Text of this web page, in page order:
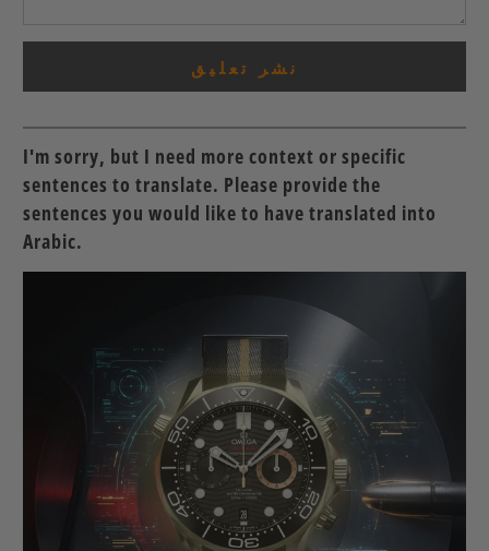
I'm sorry, but I need more context or specific
sentences to translate. Please provide the
sentences you would like to have translated into
Arabic.